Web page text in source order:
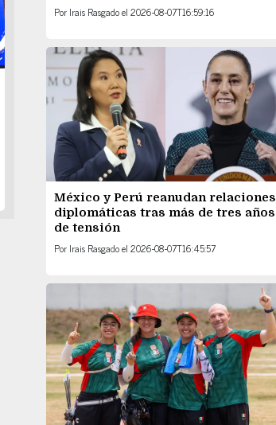
Por Irais Rasgadoel 2026-08-07T16:59:16
México y Perú reanudan relaciones
diplomáticas tras más de tres años
de tensión
Por Irais Rasgadoel 2026-08-07T16:45:57